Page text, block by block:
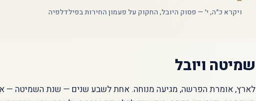
ויקרא כ״ה, י׳ — פסוק היובל, החקוק על פעמון החירות בפילדלפיה
שמיטה ויובל
לארץ, אומרת הפרשה, מגיעה מנוחה. אחת לשבע שנים — שנת השמיטה — אין